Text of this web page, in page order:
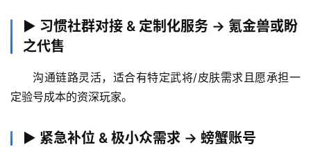
▶ 习惯社群对接 & 定制化服务 → 氪金兽或盼
之代售
沟通链路灵活，适合有特定武将/皮肤需求且愿承担一
定验号成本的资深玩家。
▶ 紧急补位 & 极小众需求 → 螃蟹账号